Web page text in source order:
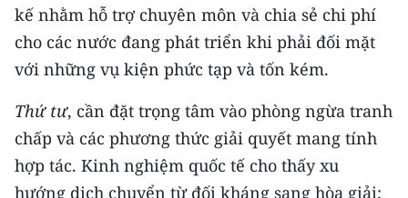
kế nhằm hỗ trợ chuyên môn và chia sẻ chi phí
cho các nước đang phát triển khi phải đối mặt
với những vụ kiện phức tạp và tốn kém.
Thứ tư, cần đặt trọng tâm vào phòng ngừa tranh
chấp và các phương thức giải quyết mang tính
hợp tác. Kinh nghiệm quốc tế cho thấy xu
hướng dịch chuyển từ đối kháng sang hòa giải;